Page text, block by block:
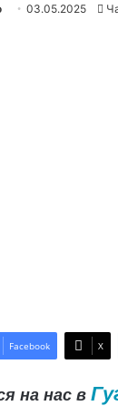
03.05.2025
Facebook X
на нас в